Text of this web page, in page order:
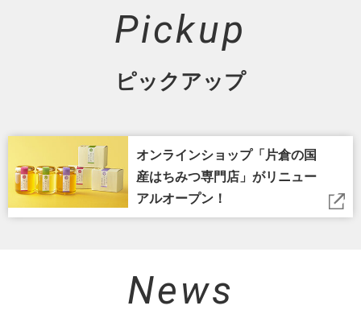
Pickup
ピックアップ
オンラインショップ「片倉の国
産はちみつ専門店」がリニュー
アルオープン！
News